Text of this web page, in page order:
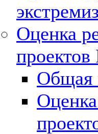
Оценка
Общая